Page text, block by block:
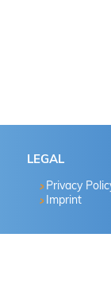
LEGAL
Privacy
Imprint